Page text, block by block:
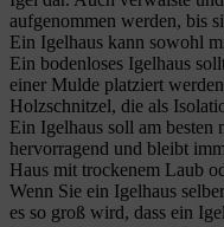
aufgenommen werden, bis
Ein Igelhaus kann sowohl
Ein bodenloses Igelhaus
einer Mulde platziert
Holzschnitzel, die als
Ein Igelhaus soll am
hervorragend und bleibt
Haus mit trockenem Laub
Wenn Sie ein Igelhaus
es so groß wird, dass ein